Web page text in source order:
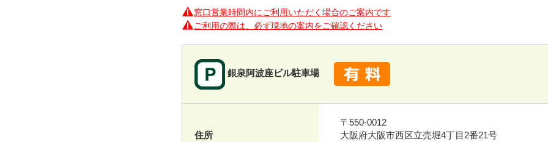
窓口営業時間内にご利用いただく場合のご案内です
ご利用の際は、必ず現地の案内をご確認ください
銀泉阿波座ビル駐車場
住所
〒550-0012
大阪府大阪市西区立売堀4丁目2番21号